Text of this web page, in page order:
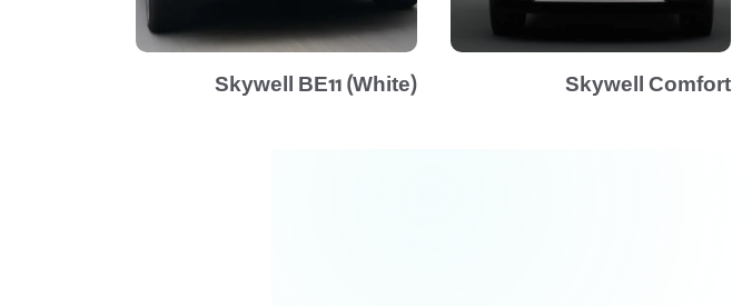
Skywell Comfort
Skywell BE11 (White)